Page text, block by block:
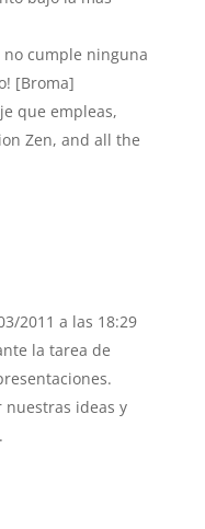
no cumple ninguna
[Broma]
que empleas,
Zen, and all the
2011 a las 18:29
la tarea de
ideas y